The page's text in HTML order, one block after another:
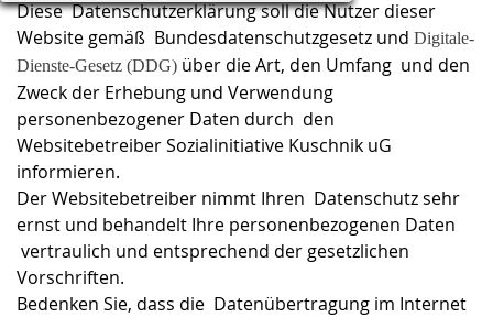
Diese Datenschutzerklärung soll die Nutzer dieser
Website gemäß Bundesdatenschutzgesetz und Digitale-
Dienste-Gesetz (DDG) über die Art, den Umfang und den
Zweck der Erhebung und Verwendung
personenbezogener Daten durch den
Websitebetreiber Sozialinitiative Kuschnik uG
informieren.
Der Websitebetreiber nimmt Ihren Datenschutz sehr
ernst und behandelt Ihre personenbezogenen Daten
vertraulich und entsprechend der gesetzlichen
Vorschriften.
Bedenken Sie, dass die Datenübertragung im Internet